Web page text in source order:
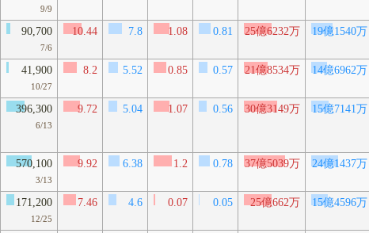
9/9
90,700
7/6
10.44 7.8 1.08 0.81 25億6232万 19億1540万
41,900
10/27
8.2 5.52 0.85 0.57 21億8534万 14億6962万
396,300
6/13
9.72 5.04 1.07 0.56 30億3149万 15億7141万
570,100
3/13
9.92 6.38 1.2 0.78 37億5039万 24億1437万
171,200
12/25
7.46 4.6 0.07 0.05 25億662万 15億4596万